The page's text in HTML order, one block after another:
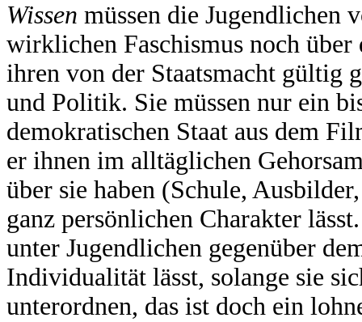
Wissen müssen die Jugendlichen
wirklichen Faschismus noch
ihren von der Staatsmacht gültig
und Politik. Sie müssen nur ein
demokratischen Staat aus dem
er ihnen im alltäglichen
über sie haben (Schule,
ganz persönlichen Charakter
unter Jugendlichen gegenüber
Individualität lässt, solange sie
unterordnen, das ist doch ein